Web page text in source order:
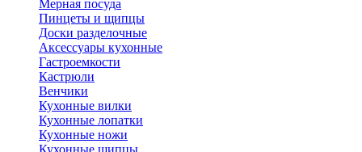
Мерная посуда
Пинцеты и щипцы
Доски разделочные
Аксессуары кухонные
Гастроемкости
Кастрюли
Венчики
Кухонные вилки
Кухонные лопатки
Кухонные ножи
Кухонные щипцы